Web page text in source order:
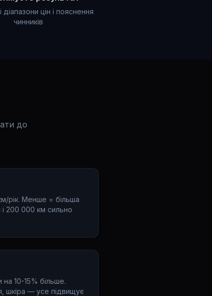
діапазони цін і пояснення
чинників
до
рік. Менше = більша
200 000 км сильно
10-15% більше.
шкіра — усе підвищує